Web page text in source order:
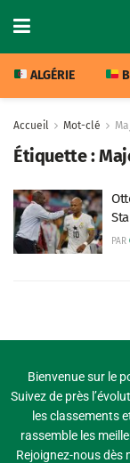
ALGÉRIE
Accueil Mot-clé
Étiquette :
PAR
Bienvenue sur le
Suivez de près
les classements
rassemble les
Rejoignez-nous dès